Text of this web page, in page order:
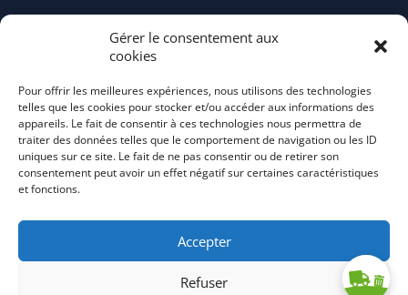
Gérer le consentement aux
cookies
Pour offrir les meilleures expériences, nous utilisons des technologies
telles que les cookies pour stocker et/ou accéder aux informations des
appareils. Le fait de consentir à ces technologies nous permettra de
traiter des données telles que le comportement de navigation ou les ID
uniques sur ce site. Le fait de ne pas consentir ou de retirer son
consentement peut avoir un effet négatif sur certaines caractéristiques
et fonctions.
Accepter
Refuser
conseils et astuces pour mieux trier et réduire vos déchets,
vous au flash info bi-mensuel Tri Action!